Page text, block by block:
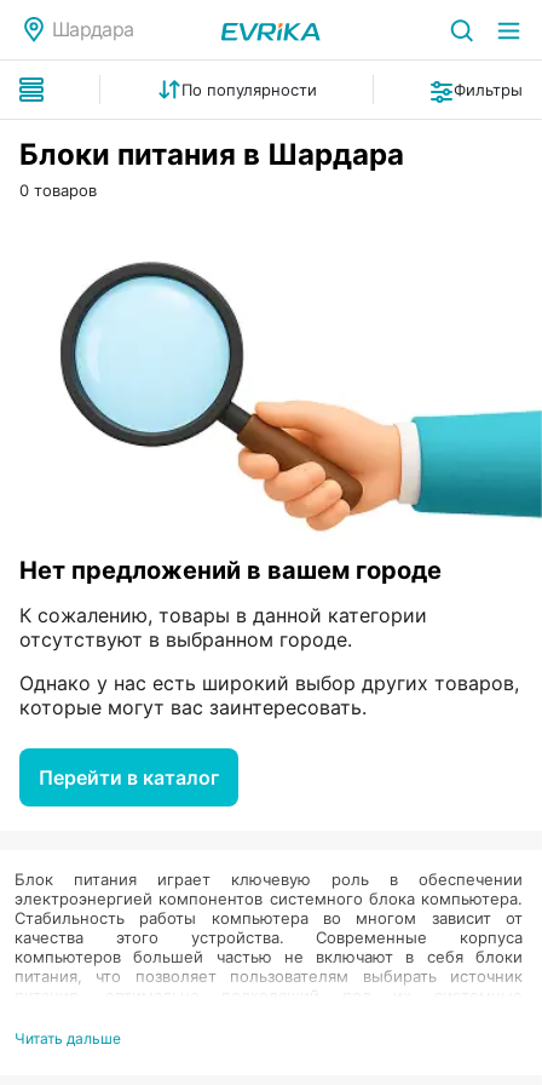
Шардара
По популярности Фильтры
Блоки питания в Шардара
0 товаров
Нет предложений в вашем городе
К сожалению, товары в данной категории
отсутствуют в выбранном городе.
Однако у нас есть широкий выбор других товаров,
которые могут вас заинтересовать.
Перейти в каталог
Блок питания играет ключевую роль в обеспечении
электроэнергией компонентов системного блока компьютера.
Стабильность работы компьютера во многом зависит от
качества этого устройства. Современные корпуса
компьютеров большей частью не включают в себя блоки
питания, что позволяет пользователям выбирать источник
является его номинальная выходная мощность, которая
Читать дальше